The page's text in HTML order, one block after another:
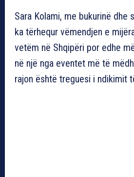
Sara Kolami, me bukurinë dhe
ka tërhequr vëmendjen e
vetëm në Shqipëri por edhe
në një nga eventet më të
rajon është treguesi i ndikimit